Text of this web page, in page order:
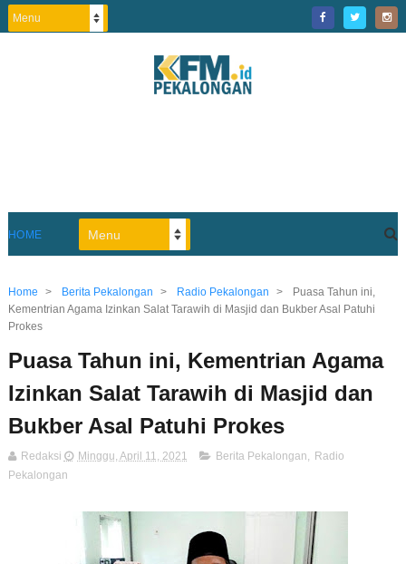
HOME
Home > Berita Pekalongan > Radio Pekalongan >
Puasa Tahun ini,
Kementrian Agama Izinkan Salat Tarawih di Masjid dan Bukber Asal Patuhi
Prokes
Puasa Tahun ini, Kementrian Agama
Izinkan Salat Tarawih di Masjid dan
Bukber Asal Patuhi Prokes
Redaksi Minggu, April 11, 2021 Berita Pekalongan, Radio
Pekalongan